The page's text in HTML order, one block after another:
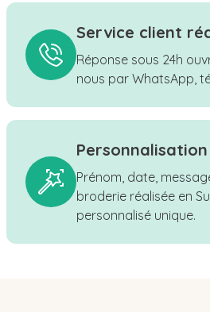
Service client
Réponse sous 24h
nous par WhatsApp,
Personnalisation
Prénom, date,
broderie réalisée en
personnalisé unique.